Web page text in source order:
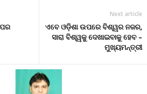
Next article
ଏବେ ଓଡ଼ିଶା ଉପରେ ବିଶ୍ୱର ନଜର,
ସାରା ବିଶ୍ୱକୁ ଦେଖାଇବାକୁ ହେବ –
ମୁଖ୍ୟମନ୍ତ୍ରୀ